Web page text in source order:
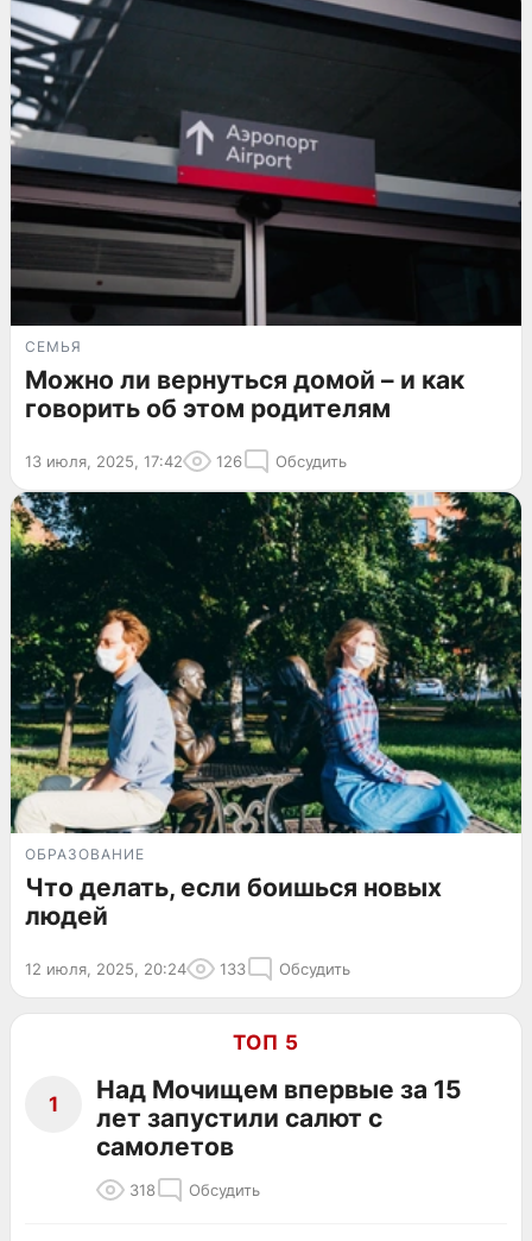
СЕМЬЯ
Можно ли вернуться домой – и как
говорить об этом родителям
13 июля, 2025, 17:42 126 Обсудить
ОБРАЗОВАНИЕ
Что делать, если боишься новых
людей
12 июля, 2025, 20:24 133 Обсудить
ТОП 5
1
Над Мочищем впервые за 15
лет запустили салют с
самолетов
318 Обсудить